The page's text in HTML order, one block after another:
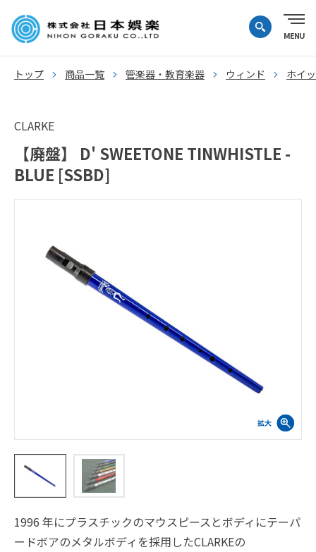
トップ 商品一覧 管楽器・教育楽器 ウィンド ホイ
CLARKE
【廃盤】 D' SWEETONE TINWHISTLE -
BLUE [SSBD]
1996 年にプラスチックのマウスピースとボディにテーパ
ードボアのメタルボディを採用したCLARKEの